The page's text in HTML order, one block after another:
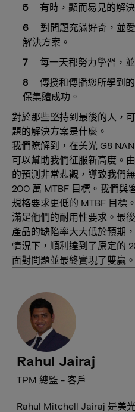
有時，顯而易見的解
對問題充滿好奇，並
解決方案。
每一天都努力學習，
傳授和傳播您所學到
保集體成功。
對於那些堅持到最後的人，
題的解決方案是什麼。
我們瞭解到，在美光 G8
可以幫助我們征服新高度。
的預測非常悲觀，導致我們
200 萬 MTBF 目標。我們與
規格要求更低的 MTBF 目標
滿足他們的耐用性要求。最
產品的缺陷率大大低於預期
情況下，順利達到了原定的
面對問題並最終實現了雙贏。
TPM 總監 - 客戶
Rahul Jairaj
Rahul Mitchell Jairaj 是美